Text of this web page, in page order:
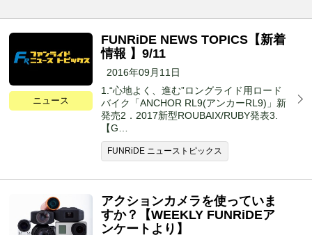
ニュース
FUNRiDE NEWS TOPICS【新着
情報 】9/11
2016年09月11日
1.“心地よく、進む”ロングライド用ロード
バイク「ANCHOR RL9(アンカーRL9)」新
発売2．2017新型ROUBAIX/RUBY発表3.
【G…
FUNRiDE ニューストピックス
アクションカメラを使っていま
すか？【WEEKLY FUNRiDEア
ンケートより】